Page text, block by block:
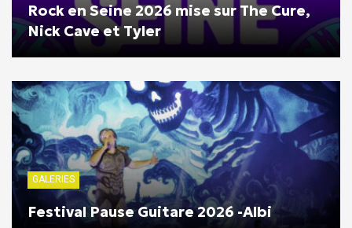
Rock en Seine 2026 mise sur The Cure,
Nick Cave et Tyler
GALERIES
Festival Pause Guitare 2026 -Albi